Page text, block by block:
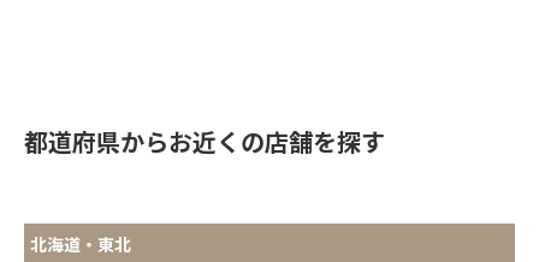
都道府県からお近くの店舗を探す
北海道・東北